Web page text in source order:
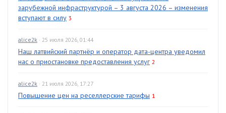
зарубежной инфраструктурой – 3 августа 2026 – изменения
вступают в силу 3
alice2k · 25 июля 2026, 01:44
Наш латвийский партнёр и оператор дата-центра уведомил
нас о приостановке предоставления услуг 2
alice2k · 21 июля 2026, 17:27
Повышение цен на реселлерские тарифы 1